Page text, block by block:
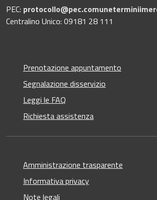
PEC:
Centralino Unico: 09181 28 111
Prenotazione appuntamento
Segnalazione disservizio
Leggi le FAQ
Richiesta assistenza
Amministrazione trasparente
Informativa privacy
Note legali